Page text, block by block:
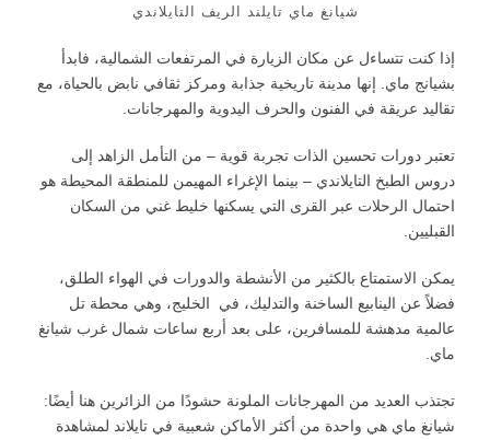
شيانغ ماي تايلند الريف التايلاندي
إذا كنت تتساءل عن مكان الزيارة في المرتفعات الشمالية، فابدأ
بشيانج ماي. إنها مدينة تاريخية جذابة ومركز ثقافي نابض بالحياة، مع
تقاليد عريقة في الفنون والحرف اليدوية والمهرجانات.
تعتبر دورات تحسين الذات تجربة قوية – من التأمل الزاهد إلى
دروس الطبخ التايلاندي – بينما الإغراء المهيمن للمنطقة المحيطة هو
احتمال الرحلات عبر القرى التي يسكنها خليط غني من السكان
القبليين.
يمكن الاستمتاع بالكثير من الأنشطة والدورات في الهواء الطلق،
فضلاً عن الينابيع الساخنة والتدليك، في الخليج، وهي محطة تل
عالمية مدهشة للمسافرين، على بعد أربع ساعات شمال غرب شيانغ
ماي.
تجتذب العديد من المهرجانات الملونة حشودًا من الزائرين هنا أيضًا:
شيانغ ماي هي واحدة من أكثر الأماكن شعبية في تايلاند لمشاهدة